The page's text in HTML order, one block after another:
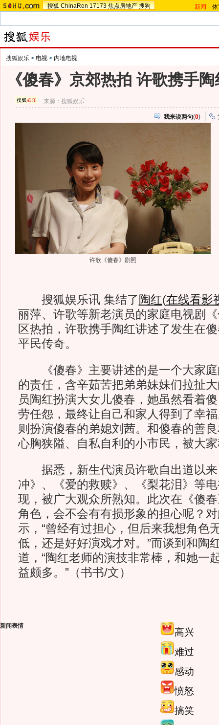
搜狐 ChinaRen 17173 焦点房地产 搜狗 新闻 -
搜狐娱乐 > 电视 > 内地电视
《傻春》京郊热拍 许歌携手
来源：搜狐娱乐
我来说两句(0)
许歌《傻春》剧照
搜狐娱乐讯 集结了 陶红(在线看影
丽萍、许歌等新老演员的家庭电视剧
区热拍，许歌携手陶红讲述了发生在
平民传奇。
《傻春》主要讲述的是一个大家庭
的责任，含辛茹苦把弟弟妹妹们拉扯
员陶红扮演大女儿傻春，她虽然看着
劳任怨，最终让自己和家人得到了幸
则扮演傻春的弟媳刘茜。和傻春的善
心胸狭隘、自私自利的小市民，被大家
据悉，新生代演员许歌自出道以来
冲》、《爱的救赎》、《梨花泪》等
现，被广大观众所熟知。此次在《傻
角色，会不会有有损形象的担心呢？
示，“曾经有过担心，但后来我想角色
低，还是好好演戏才对。”而谈到和陶
道，“陶红老师的演技非常棒，和她一
益颇多。”（书书/文）
新闻表情
高兴
难过
感动
愤怒
搞笑